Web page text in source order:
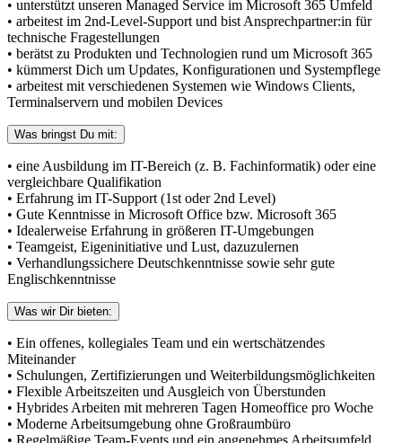
• unterstützt unseren Managed Service im Microsoft 365 Umfeld
• arbeitest im 2nd-Level-Support und bist Ansprechpartner:in für
technische Fragestellungen
• berätst zu Produkten und Technologien rund um Microsoft 365
• kümmerst Dich um Updates, Konfigurationen und Systempflege
• arbeitest mit verschiedenen Systemen wie Windows Clients,
Terminalservern und mobilen Devices
Was bringst Du mit:
• eine Ausbildung im IT-Bereich (z. B. Fachinformatik) oder eine
vergleichbare Qualifikation
• Erfahrung im IT-Support (1st oder 2nd Level)
• Gute Kenntnisse in Microsoft Office bzw. Microsoft 365
• Idealerweise Erfahrung in größeren IT-Umgebungen
• Teamgeist, Eigeninitiative und Lust, dazuzulernen
• Verhandlungssichere Deutschkenntnisse sowie sehr gute
Englischkenntnisse
Was wir Dir bieten:
• Ein offenes, kollegiales Team und ein wertschätzendes
Miteinander
• Schulungen, Zertifizierungen und Weiterbildungsmöglichkeiten
• Flexible Arbeitszeiten und Ausgleich von Überstunden
• Hybrides Arbeiten mit mehreren Tagen Homeoffice pro Woche
• Moderne Arbeitsumgebung ohne Großraumbüro
• Regelmäßige Team-Events und ein angenehmes Arbeitsumfeld